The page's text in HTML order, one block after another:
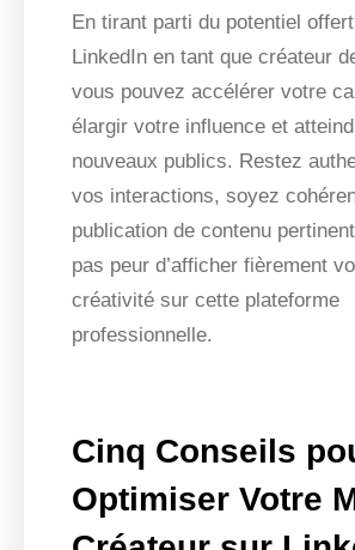
En tirant parti du potentiel
LinkedIn en tant que créateur
vous pouvez accélérer votre
élargir votre influence et
nouveaux publics. Restez
vos interactions, soyez
publication de contenu
pas peur d’afficher fièrement
créativité sur cette plateforme
professionnelle.
Cinq Conseils
Optimiser Votre